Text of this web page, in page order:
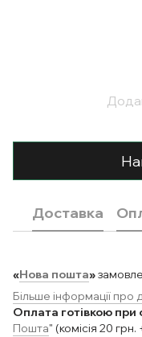
Доставка
«Нова пошта»
Більше інформації про
Оплата готівкою при
Пошта" (комісія 20